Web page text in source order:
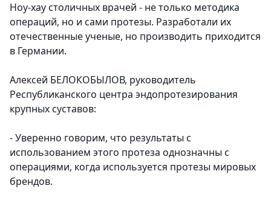
Ноу-хау столичных врачей - не только методика
операций, но и сами протезы. Разработали их
отечественные ученые, но производить приходится
в Германии.
Алексей БЕЛОКОБЫЛОВ, руководитель
Республиканского центра эндопротезирования
крупных суставов:
- Уверенно говорим, что результаты с
использованием этого протеза однозначны с
операциями, когда используется протезы мировых
брендов.